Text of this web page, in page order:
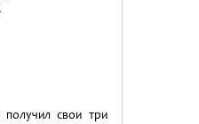
свои три